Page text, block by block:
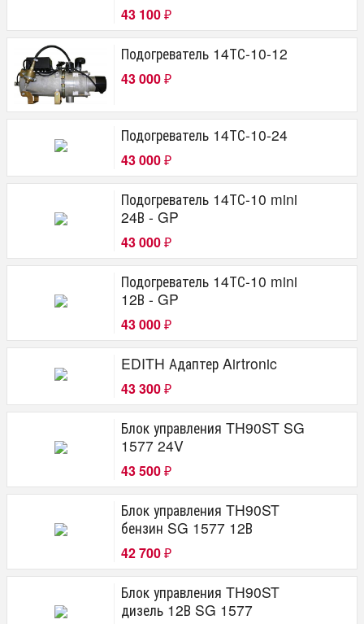
43 100 ₽
Подогреватель 14ТС-10-12
43 000 ₽
Подогреватель 14ТС-10-24
43 000 ₽
Подогреватель 14ТС-10 mini
24В - GP
43 000 ₽
Подогреватель 14ТС-10 mini
12В - GP
43 000 ₽
EDITH Адаптер Airtronic
43 300 ₽
Блок управления TH90ST SG
1577 24V
43 500 ₽
Блок управления TH90ST
бензин SG 1577 12В
42 700 ₽
Блок управления TH90ST
дизель 12В SG 1577